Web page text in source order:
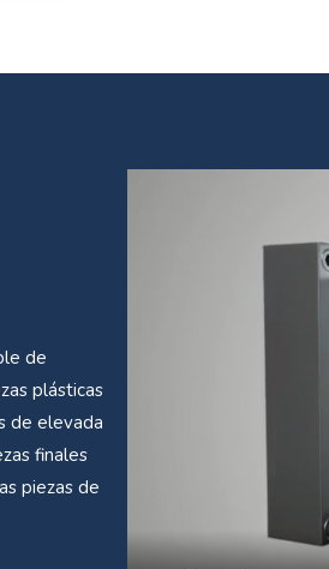
de
plásticas
de elevada
finales
piezas de